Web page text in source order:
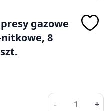
gazowe
nitkowe, 8
-
Ilość
+